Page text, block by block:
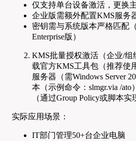
仅支持单台设备激活，更换
企业版需额外配置KMS服务
密钥需与系统版本严格匹配
Enterprise版）
KMS批量授权激活（企业/
载官方KMS工具包（推荐使
服务器（需Windows Server
本（示例命令：slmgr.via /
（通过Group Policy或脚本实
实际应用场景：
IT部门管理50+台企业电脑